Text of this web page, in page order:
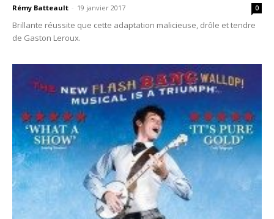
Rémy Batteault - 19 janvier 2017 0
Brillante réussite que cette adaptation malicieuse, drôle et tendre
de Gaston Leroux.